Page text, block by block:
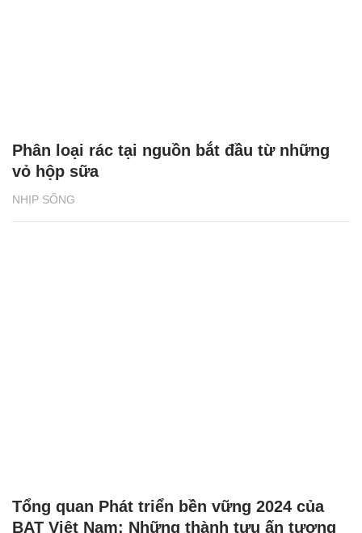
NHỊP SỐNG
Phân loại rác tại nguồn bắt đầu từ những
vỏ hộp sữa
Tổng quan Phát triển bền vững 2024 của
BAT Việt Nam: Những thành tựu ấn tượng